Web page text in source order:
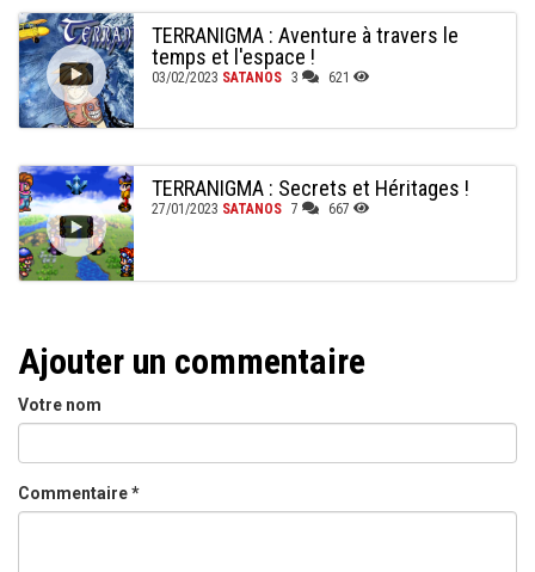
TERRANIGMA : Aventure à travers le
temps et l'espace !
03/02/2023 SATANOS 3 621
TERRANIGMA : Secrets et Héritages !
27/01/2023 SATANOS 7 667
Ajouter un commentaire
Votre nom
Commentaire*